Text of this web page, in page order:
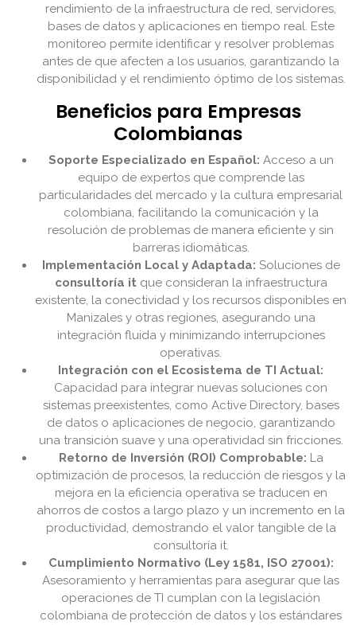
rendimiento de la infraestructura de red, servidores,
bases de datos y aplicaciones en tiempo real. Este
monitoreo permite identificar y resolver problemas
antes de que afecten a los usuarios, garantizando la
disponibilidad y el rendimiento óptimo de los sistemas.
Beneficios para Empresas
Colombianas
Soporte Especializado en Español: Acceso a un
equipo de expertos que comprende las
particularidades del mercado y la cultura empresarial
colombiana, facilitando la comunicación y la
resolución de problemas de manera eficiente y sin
barreras idiomáticas.
Implementación Local y Adaptada: Soluciones de
consultoría itque consideran la infraestructura
existente, la conectividad y los recursos disponibles en
Manizales y otras regiones, asegurando una
integración fluida y minimizando interrupciones
operativas.
Integración con el Ecosistema de TI Actual:
Capacidad para integrar nuevas soluciones con
sistemas preexistentes, como Active Directory, bases
de datos o aplicaciones de negocio, garantizando
una transición suave y una operatividad sin fricciones.
Retorno de Inversión (ROI) Comprobable: La
optimización de procesos, la reducción de riesgos y la
mejora en la eficiencia operativa se traducen en
ahorros de costos a largo plazo y un incremento en la
productividad, demostrando el valor tangible de la
consultoría it.
Cumplimiento Normativo (Ley 1581, ISO 27001):
Asesoramiento y herramientas para asegurar que las
operaciones de TI cumplan con la legislación
colombiana de protección de datos y los estándares